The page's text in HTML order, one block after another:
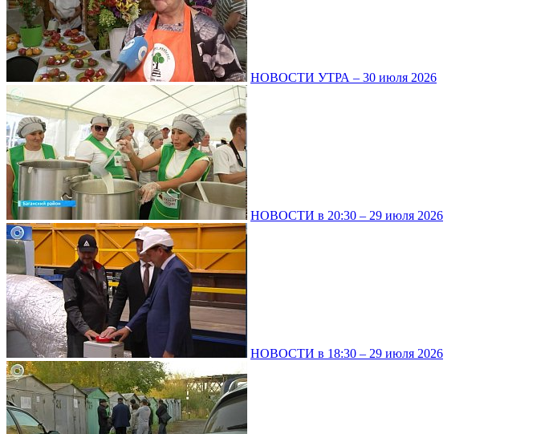
НОВОСТИ УТРА – 30 июля 2026
НОВОСТИ в 20:30 – 29 июля 2026
НОВОСТИ в 18:30 – 29 июля 2026